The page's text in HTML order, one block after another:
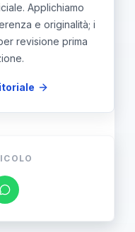
Applichiamo
e originalità; i
revisione prima